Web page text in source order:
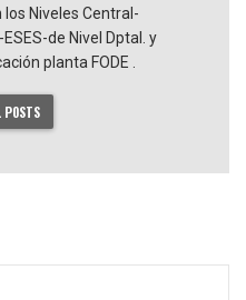
Niveles Central-
de Nivel Dptal. y
planta FODE .
POSTS